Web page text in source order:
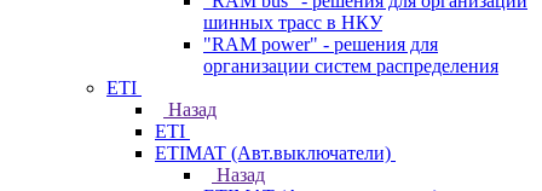
шинных трасс в НКУ
"RAM power" - решения для
организации систем распределения
ETI
Назад
ETI
ETIMAT (Авт.выключатели)
Назад